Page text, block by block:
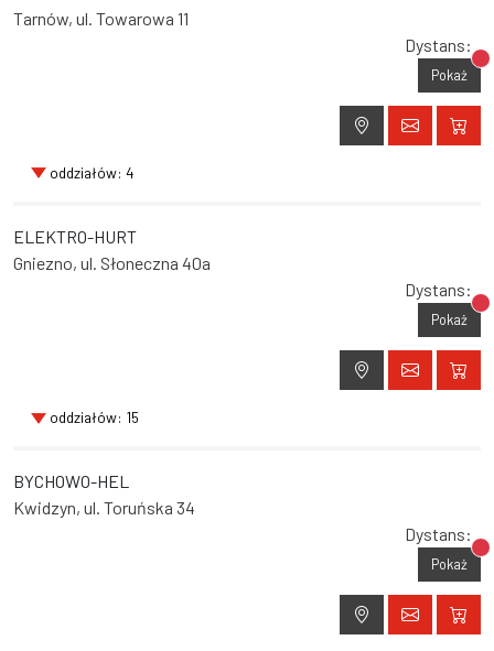
Tarnów, ul. Towarowa 11
Dystans:
Pokaż
oddziałów: 4
ELEKTRO-HURT
Gniezno, ul. Słoneczna 40a
Dystans:
Pokaż
oddziałów: 15
BYCHOWO-HEL
Kwidzyn, ul. Toruńska 34
Dystans:
Pokaż